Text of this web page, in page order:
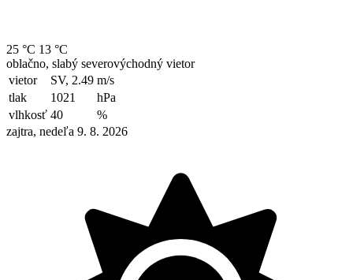
25 °C 13 °C
oblačno, slabý severovýchodný vietor
vietor
SV, 2.49 m/s
tlak
1021
hPa
vlhkosť 40
%
zajtra, nedeľa 9. 8. 2026